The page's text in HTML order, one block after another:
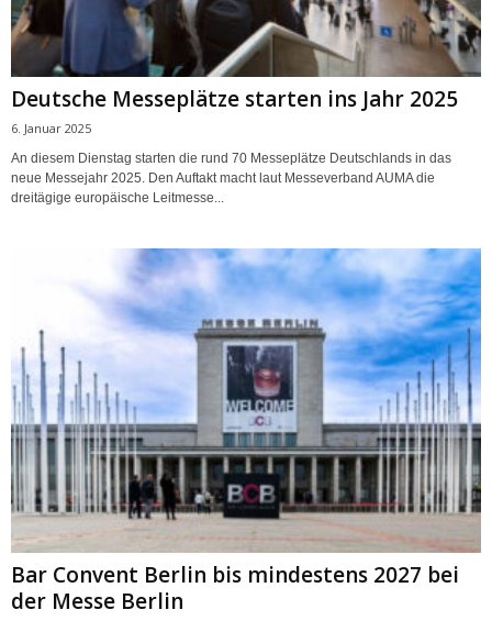
Deutsche Messeplätze starten ins Jahr 2025
6. Januar 2025
An diesem Dienstag starten die rund 70 Messeplätze Deutschlands in das
neue Messejahr 2025. Den Auftakt macht laut Messeverband AUMA die
dreitägige europäische Leitmesse...
Bar Convent Berlin bis mindestens 2027 bei
der Messe Berlin